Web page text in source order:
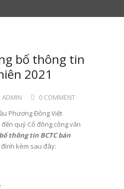
bố thông tin
2021
ADMIN
0 COMMENT
Phương Đông Việt
quý Cổ đông công văn
thông tin BCTC bán
kèm sau đây: